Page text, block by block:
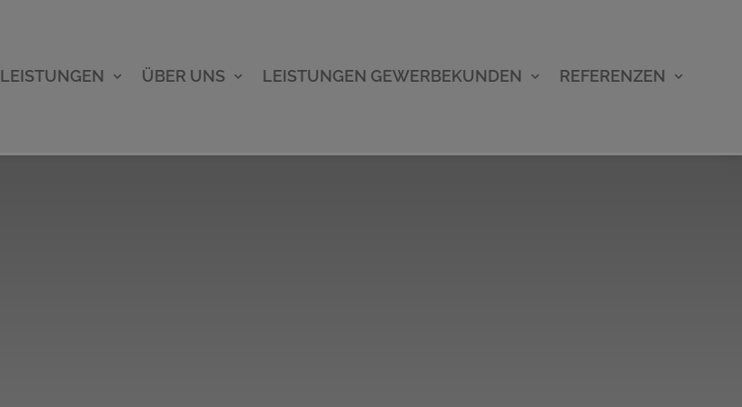
LEISTUNGEN ÜBER UNS LEISTUNGEN GEWERBEKUNDEN REFERENZEN